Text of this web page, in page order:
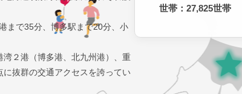
まで35分、博多駅まで20分、小
２港（博多港、北九州港）、重
抜群の交通アクセスを誇ってい
世帯：27,825世帯